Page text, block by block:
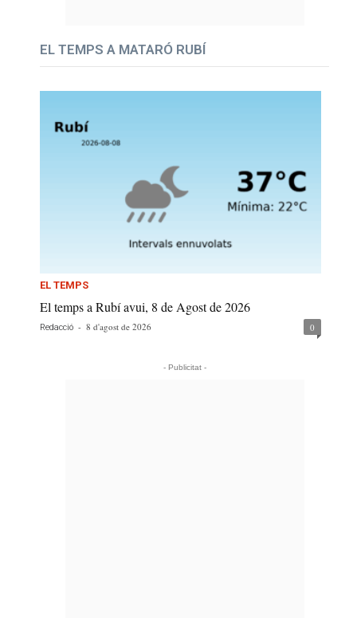
EL TEMPS A MATARÓ RUBÍ
EL TEMPS
El temps a Rubí avui, 8 de Agost de 2026
Redacció - 8 d'agost de 2026 0
- Publicitat -